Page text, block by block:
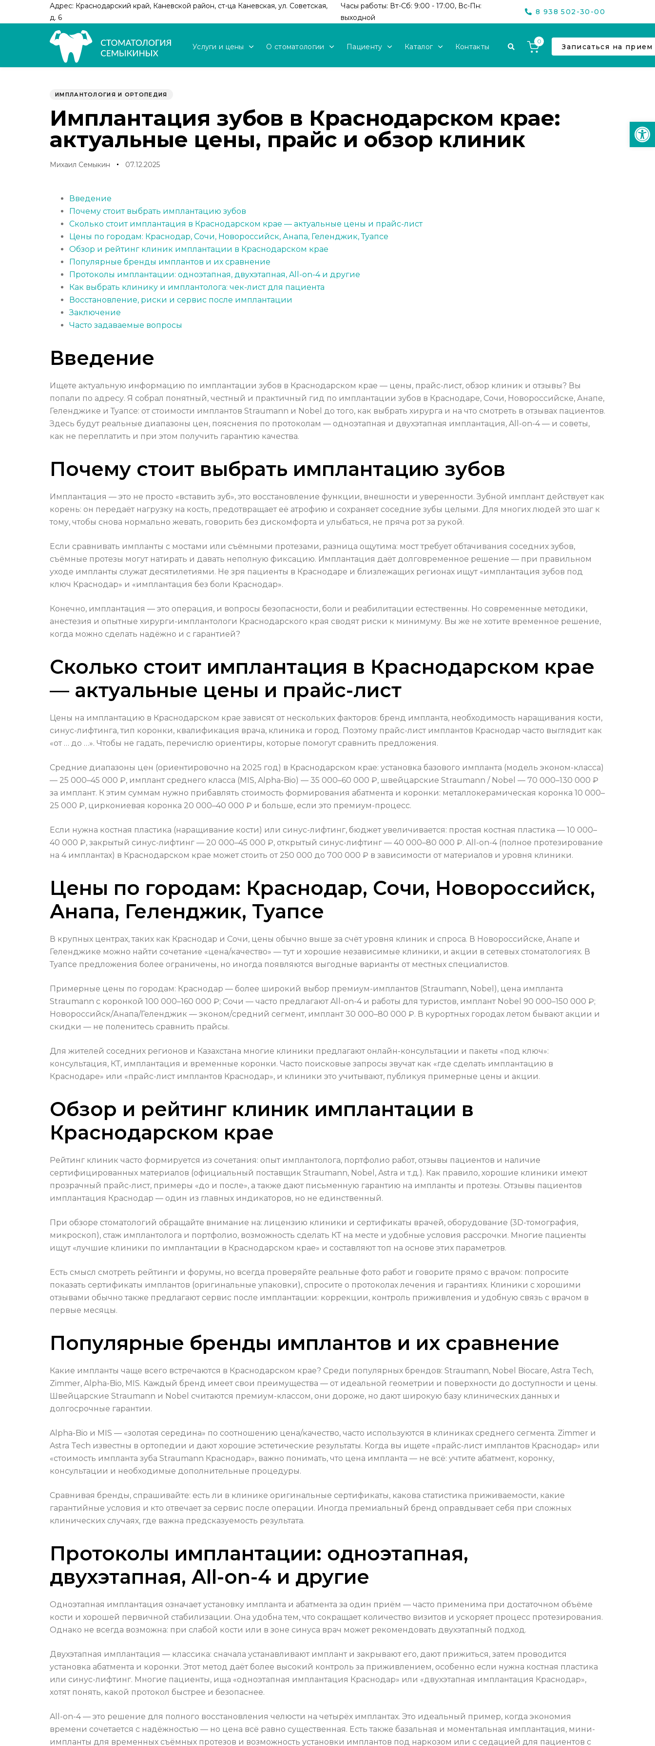
Адрес: Краснодарский край, Каневской район, ст-ца Каневская, ул. Советская,
д. 6
Часы работы: Вт-Сб: 9:00 - 17:00, Вс-Пн:
выходной
8 938 502-30-00
Услуги и цены О стоматологии Пациенту Каталог Контакты
0
Записаться на прием
ИМПЛАНТОЛОГИЯ И ОРТОПЕДИЯ
Имплантация зубов в Краснодарском крае:
актуальные цены, прайс и обзор клиник
Михаил Семыкин 07.12.2025
Введение
Почему стоит выбрать имплантацию зубов
Сколько стоит имплантация в Краснодарском крае — актуальные цены и прайс-лист
Цены по городам: Краснодар, Сочи, Новороссийск, Анапа, Геленджик, Туапсе
Обзор и рейтинг клиник имплантации в Краснодарском крае
Популярные бренды имплантов и их сравнение
Протоколы имплантации: одноэтапная, двухэтапная, All-on-4 и другие
Как выбрать клинику и имплантолога: чек-лист для пациента
Восстановление, риски и сервис после имплантации
Заключение
Часто задаваемые вопросы
Введение
Ищете актуальную информацию по имплантации зубов в Краснодарском крае — цены, прайс-лист, обзор клиник и отзывы? Вы
попали по адресу. Я собрал понятный, честный и практичный гид по имплантации зубов в Краснодаре, Сочи, Новороссийске, Анапе,
Геленджике и Туапсе: от стоимости имплантов Straumann и Nobel до того, как выбрать хирурга и на что смотреть в отзывах пациентов.
Здесь будут реальные диапазоны цен, пояснения по протоколам — одноэтапная и двухэтапная имплантация, All-on-4 — и советы,
как не переплатить и при этом получить гарантию качества.
Почему стоит выбрать имплантацию зубов
Имплантация — это не просто «вставить зуб», это восстановление функции, внешности и уверенности. Зубной имплант действует как
корень: он передаёт нагрузку на кость, предотвращает её атрофию и сохраняет соседние зубы целыми. Для многих людей это шаг к
тому, чтобы снова нормально жевать, говорить без дискомфорта и улыбаться, не пряча рот за рукой.
Если сравнивать импланты с мостами или съёмными протезами, разница ощутима: мост требует обтачивания соседних зубов,
съёмные протезы могут натирать и давать неполную фиксацию. Имплантация даёт долговременное решение — при правильном
уходе импланты служат десятилетиями. Не зря пациенты в Краснодаре и близлежащих регионах ищут «имплантация зубов под
ключ Краснодар» и «имплантация без боли Краснодар».
Конечно, имплантация — это операция, и вопросы безопасности, боли и реабилитации естественны. Но современные методики,
анестезия и опытные хирурги-имплантологи Краснодарского края сводят риски к минимуму. Вы же не хотите временное решение,
когда можно сделать надёжно и с гарантией?
Сколько стоит имплантация в Краснодарском крае
— актуальные цены и прайс-лист
Цены на имплантацию в Краснодарском крае зависят от нескольких факторов: бренд импланта, необходимость наращивания кости,
синус-лифтинга, тип коронки, квалификация врача, клиника и город. Поэтому прайс-лист имплантов Краснодар часто выглядит как
«от … до …». Чтобы не гадать, перечислю ориентиры, которые помогут сравнить предложения.
Средние диапазоны цен (ориентировочно на 2025 год) в Краснодарском крае: установка базового импланта (модель эконом-класса)
— 25 000–45 000 ₽, имплант среднего класса (MIS, Alpha-Bio) — 35 000–60 000 ₽, швейцарские Straumann / Nobel — 70 000–130 000 ₽
за имплант. К этим суммам нужно прибавлять стоимость формирования абатмента и коронки: металлокерамическая коронка 10 000–
25 000 ₽, циркониевая коронка 20 000–40 000 ₽ и больше, если это премиум-процесс.
Если нужна костная пластика (наращивание кости) или синус-лифтинг, бюджет увеличивается: простая костная пластика — 10 000–
40 000 ₽, закрытый синус-лифтинг — 20 000–45 000 ₽, открытый синус-лифтинг — 40 000–80 000 ₽. All-on-4 (полное протезирование
на 4 имплантах) в Краснодарском крае может стоить от 250 000 до 700 000 ₽ в зависимости от материалов и уровня клиники.
Цены по городам: Краснодар, Сочи, Новороссийск,
Анапа, Геленджик, Туапсе
В крупных центрах, таких как Краснодар и Сочи, цены обычно выше за счёт уровня клиник и спроса. В Новороссийске, Анапе и
Геленджике можно найти сочетание «цена/качество» — тут и хорошие независимые клиники, и акции в сетевых стоматологиях. В
Туапсе предложения более ограничены, но иногда появляются выгодные варианты от местных специалистов.
Примерные цены по городам: Краснодар — более широкий выбор премиум-имплантов (Straumann, Nobel), цена импланта
Straumann с коронкой 100 000–160 000 ₽; Сочи — часто предлагают All-on-4 и работы для туристов, имплант Nobel 90 000–150 000 ₽;
Новороссийск/Анапа/Геленджик — эконом/средний сегмент, имплант 30 000–80 000 ₽. В курортных городах летом бывают акции и
скидки — не поленитесь сравнить прайсы.
Для жителей соседних регионов и Казахстана многие клиники предлагают онлайн-консультации и пакеты «под ключ»:
консультация, КТ, имплантация и временные коронки. Часто поисковые запросы звучат как «где сделать имплантацию в
Краснодаре» или «прайс-лист имплантов Краснодар», и клиники это учитывают, публикуя примерные цены и акции.
Обзор и рейтинг клиник имплантации в
Краснодарском крае
Рейтинг клиник часто формируется из сочетания: опыт имплантолога, портфолио работ, отзывы пациентов и наличие
сертифицированных материалов (официальный поставщик Straumann, Nobel, Astra и т.д.). Как правило, хорошие клиники имеют
прозрачный прайс-лист, примеры «до и после», а также дают письменную гарантию на импланты и протезы. Отзывы пациентов
имплантация Краснодар — один из главных индикаторов, но не единственный.
При обзоре стоматологий обращайте внимание на: лицензию клиники и сертификаты врачей, оборудование (3D-томография,
микроскоп), стаж имплантолога и портфолио, возможность сделать КТ на месте и удобные условия рассрочки. Многие пациенты
ищут «лучшие клиники по имплантации в Краснодарском крае» и составляют топ на основе этих параметров.
Есть смысл смотреть рейтинги и форумы, но всегда проверяйте реальные фото работ и говорите прямо с врачом: попросите
показать сертификаты имплантов (оригинальные упаковки), спросите о протоколах лечения и гарантиях. Клиники с хорошими
отзывами обычно также предлагают сервис после имплантации: коррекции, контроль приживления и удобную связь с врачом в
первые месяцы.
Популярные бренды имплантов и их сравнение
Какие импланты чаще всего встречаются в Краснодарском крае? Среди популярных брендов: Straumann, Nobel Biocare, Astra Tech,
Zimmer, Alpha-Bio, MIS. Каждый бренд имеет свои преимущества — от идеальной геометрии и поверхности до доступности и цены.
Швейцарские Straumann и Nobel считаются премиум-классом, они дороже, но дают широкую базу клинических данных и
долгосрочные гарантии.
Alpha-Bio и MIS — «золотая середина» по соотношению цена/качество, часто используются в клиниках среднего сегмента. Zimmer и
Astra Tech известны в ортопедии и дают хорошие эстетические результаты. Когда вы ищете «прайс-лист имплантов Краснодар» или
«стоимость импланта зуба Straumann Краснодар», важно понимать, что цена импланта — не всё: учтите абатмент, коронку,
консультации и необходимые дополнительные процедуры.
Сравнивая бренды, спрашивайте: есть ли в клинике оригинальные сертификаты, какова статистика приживаемости, какие
гарантийные условия и кто отвечает за сервис после операции. Иногда премиальный бренд оправдывает себя при сложных
клинических случаях, где важна предсказуемость результата.
Протоколы имплантации: одноэтапная,
двухэтапная, All-on-4 и другие
Одноэтапная имплантация означает установку импланта и абатмента за один приём — часто применима при достаточном объёме
кости и хорошей первичной стабилизации. Она удобна тем, что сокращает количество визитов и ускоряет процесс протезирования.
Однако не всегда возможна: при слабой кости или в зоне синуса врач может рекомендовать двухэтапный подход.
Двухэтапная имплантация — классика: сначала устанавливают имплант и закрывают его, дают прижиться, затем проводится
установка абатмента и коронки. Этот метод даёт более высокий контроль за приживлением, особенно если нужна костная пластика
или синус-лифтинг. Многие пациенты, ища «одноэтапная имплантация Краснодар» или «двухэтапная имплантация Краснодар»,
хотят понять, какой протокол быстрее и безопаснее.
All-on-4 — это решение для полного восстановления челюсти на четырёх имплантах. Это идеальный пример, когда экономия
времени сочетается с надёжностью — но цена всё равно существенная. Есть также базальная и моментальная имплантация, мини-
импланты для временных съёмных протезов и возможность установки имплантов под наркозом или с седацией для пациентов с